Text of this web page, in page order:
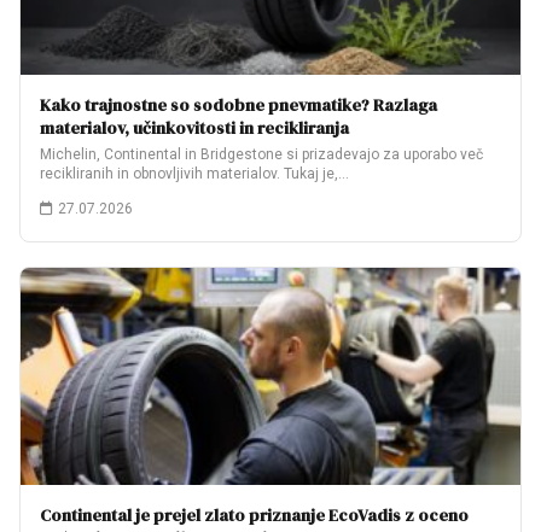
Kako trajnostne so sodobne pnevmatike? Razlaga
materialov, učinkovitosti in recikliranja
Michelin, Continental in Bridgestone si prizadevajo za uporabo več
recikliranih in obnovljivih materialov. Tukaj je,…
27.07.2026
Continental je prejel zlato priznanje EcoVadis z oceno